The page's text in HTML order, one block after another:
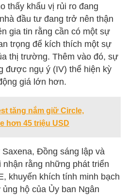
thấy khẩu vị rủi ro đang
đầu tư đang trở nên thận
gia tin rằng cần có một sự
trọng để kích thích một sự
thị trường. Thêm vào đó, sự
được ngụ ý (IV) thể hiện kỳ
giá lớn hơn.
tăng nắm giữ Circle,
hơn 45 triệu USD
Đồng sáng lập và
nhận rằng những phát triển
khuyến khích tính minh bạch
ủng hộ của Ủy ban Ngân